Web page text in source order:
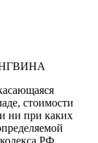
стоимости
ни при каких
РФ.